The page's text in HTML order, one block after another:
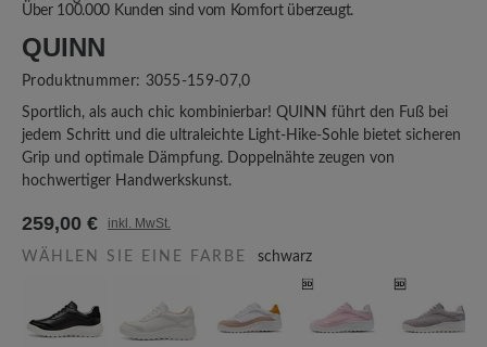
Über 100.000 Kunden sind vom Komfort überzeugt.
QUINN
Produktnummer: 3055-159-07,0
Sportlich, als auch chic kombinierbar! QUINN führt den Fuß bei
jedem Schritt und die ultraleichte Light-Hike-Sohle bietet sicheren
Grip und optimale Dämpfung. Doppelnähte zeugen von
hochwertiger Handwerkskunst.
259,00 € inkl. MwSt.
WÄHLEN SIE EINE FARBE schwarz